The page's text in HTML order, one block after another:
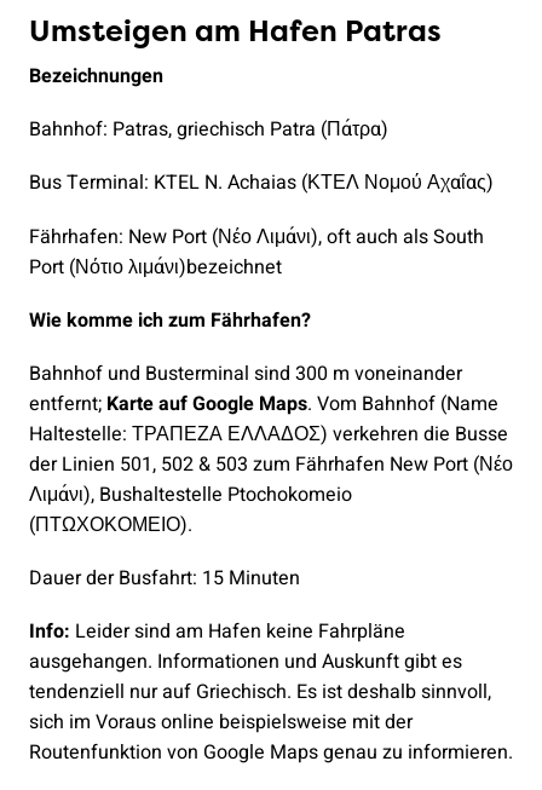
Umsteigen am Hafen Patras
Bezeichnungen
Bahnhof: Patras, griechisch Patra (Πάτρα)
Bus Terminal: KTEL N. Achaias (ΚΤΕΛ Νομού Αχαΐας)
Fährhafen: New Port (Νέο Λιμάνι), oft auch als South
Port (Νότιο λιμάνι)bezeichnet
Wie komme ich zum Fährhafen?
Bahnhof und Busterminal sind 300 m voneinander
entfernt; Karte auf Google Maps. Vom Bahnhof (Name
Haltestelle: ΤΡΑΠΕΖΑ ΕΛΛΑΔΟΣ) verkehren die Busse
der Linien 501, 502 & 503 zum Fährhafen New Port (Νέο
Λιμάνι), Bushaltestelle Ptochokomeio
(ΠΤΩΧΟΚΟΜΕΙΟ).
Dauer der Busfahrt: 15 Minuten
Info: Leider sind am Hafen keine Fahrpläne
ausgehangen. Informationen und Auskunft gibt es
tendenziell nur auf Griechisch. Es ist deshalb sinnvoll,
sich im Voraus online beispielsweise mit der
Routenfunktion von Google Maps genau zu informieren.